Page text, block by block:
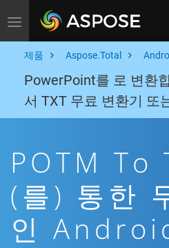
Toggle navigation
제품 Aspose.Total
PowerPoint를 로 변환
서 TXT 무료 변환기 또
POTM To
(를) 통한
인